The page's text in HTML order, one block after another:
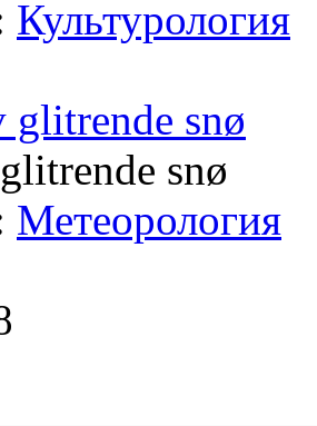
Культурология
glitrende snø
snø
Метеорология